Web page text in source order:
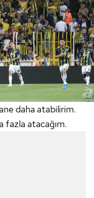
daha atabilirim.
fazla atacağım.